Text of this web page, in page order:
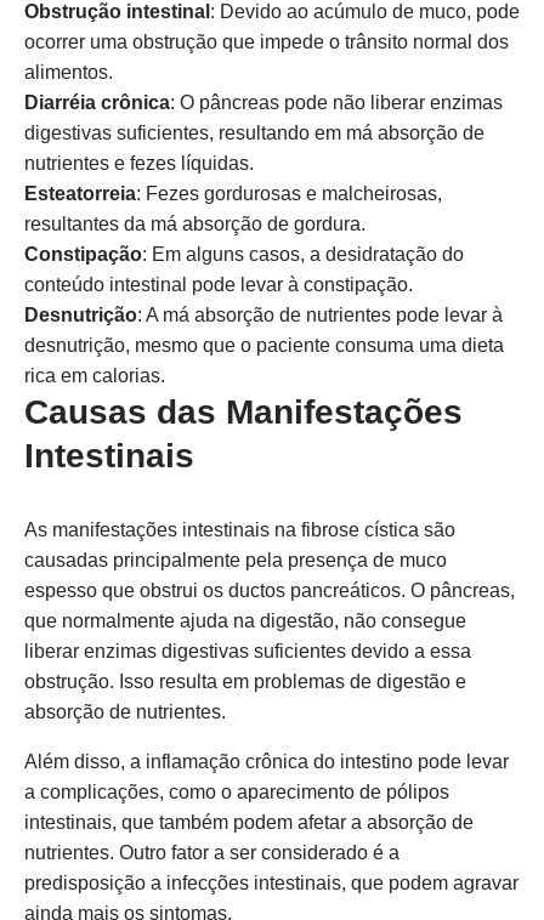
Obstrução intestinal : Devido ao acúmulo de muco, pode
ocorrer uma obstrução que impede o trânsito normal dos
alimentos.
Diarréia crônica: O pâncreas pode não liberar enzimas
digestivas suficientes, resultando em má absorção de
nutrientes e fezes líquidas.
Esteatorreia: Fezes gordurosas e malcheirosas,
resultantes da má absorção de gordura.
Constipação: Em alguns casos, a desidratação do
conteúdo intestinal pode levar à constipação.
Desnutrição: A má absorção de nutrientes pode levar à
desnutrição, mesmo que o paciente consuma uma dieta
rica em calorias.
Causas das Manifestações
Intestinais
As manifestações intestinais na fibrose cística são
causadas principalmente pela presença de muco
espesso que obstrui os ductos pancreáticos. O pâncreas,
que normalmente ajuda na digestão, não consegue
liberar enzimas digestivas suficientes devido a essa
obstrução. Isso resulta em problemas de digestão e
absorção de nutrientes.
Além disso, a inflamação crônica do intestino pode levar
a complicações, como o aparecimento de pólipos
intestinais, que também podem afetar a absorção de
nutrientes. Outro fator a ser considerado é a
predisposição a infecções intestinais, que podem agravar
ainda mais os sintomas.